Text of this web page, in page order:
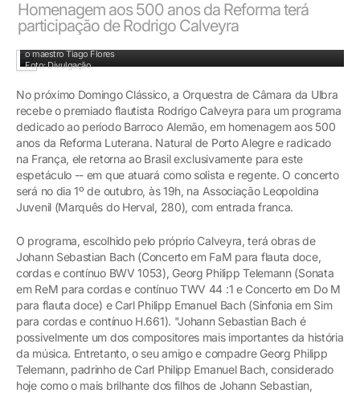
Homenagem aos 500 anos da Reforma terá
participação de Rodrigo Calveyra
o maestro Tiago Flores
Foto: Divulgação
No próximo Domingo Clássico, a Orquestra de Câmara da Ulbra
recebe o premiado flautista Rodrigo Calveyra para um programa
dedicado ao período Barroco Alemão, em homenagem aos 500
anos da Reforma Luterana. Natural de Porto Alegre e radicado
na França, ele retorna ao Brasil exclusivamente para este
espetáculo -- em que atuará como solista e regente. O concerto
será no dia 1º de outubro, às 19h, na Associação Leopoldina
Juvenil (Marquês do Herval, 280), com entrada franca.
O programa, escolhido pelo próprio Calveyra, terá obras de
Johann Sebastian Bach (Concerto em FaM para flauta doce,
cordas e contínuo BWV 1053), Georg Philipp Telemann (Sonata
em ReM para cordas e contínuo TWV 44 :1 e Concerto em Do M
para flauta doce) e Carl Philipp Emanuel Bach (Sinfonia em Sim
para cordas e contínuo H.661). "Johann Sebastian Bach é
possivelmente um dos compositores mais importantes da história
da música. Entretanto, o seu amigo e compadre Georg Philipp
Telemann, padrinho de Carl Philipp Emanuel Bach, considerado
hoje como o mais brilhante dos filhos de Johann Sebastian,